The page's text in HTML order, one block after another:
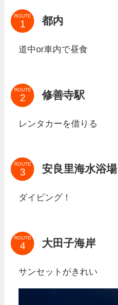
ROUTE 都内
道中or車内で昼食
ROUTE 修善寺駅
レンタカーを借りる
ROUTE 安良里海水浴場
ダイビング！
ROUTE 大田子海岸
サンセットがきれい